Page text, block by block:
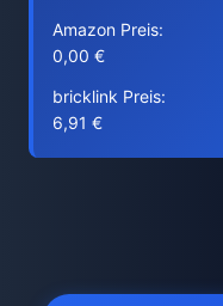
Amazon Preis:
0,00 €
bricklink Preis:
6,91 €